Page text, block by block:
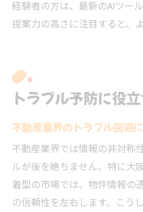
経験者の方は、最新のAIツー
提案力の高さに注目すると、
トラブル予防に役
不動産業界のトラブル回避
不動産業界では情報の非対称
ルが後を絶ちません。特に大
着型の市場では、物件情報の
の信頼性を左右します。こう